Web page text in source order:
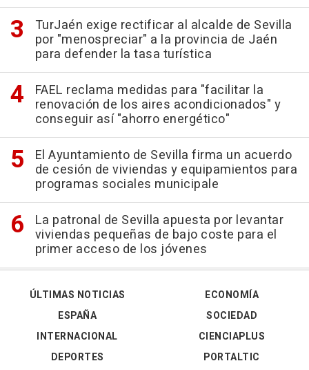
TurJaén exige rectificar al alcalde de Sevilla
por "menospreciar" a la provincia de Jaén
para defender la tasa turística
FAEL reclama medidas para "facilitar la
renovación de los aires acondicionados" y
conseguir así "ahorro energético"
El Ayuntamiento de Sevilla firma un acuerdo
de cesión de viviendas y equipamientos para
programas sociales municipale
La patronal de Sevilla apuesta por levantar
viviendas pequeñas de bajo coste para el
primer acceso de los jóvenes
ÚLTIMAS NOTICIAS
ESPAÑA
INTERNACIONAL
DEPORTES
ECONOMÍA
SOCIEDAD
CIENCIAPLUS
PORTALTIC